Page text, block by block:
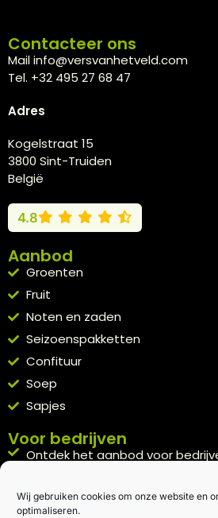
Wij gebruiken cookies om onze website en
optimaliseren.
Contacteer ons
Mail info@versvanhetveld.com
Tel. +32 495 27 68 47
Adres
Kogelstraat 15
3800 Sint-Truiden
België
4.8
Aanbod
Groenten
Fruit
Noten en zaden
Seizoenspakketten
Confituur
Soep
Sapjes
Voor bedrijven
Ontdek het aanbod voor
Kennismakingspakket